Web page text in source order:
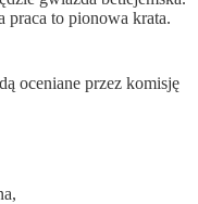
to pionowa krata.
oceniane przez komisję